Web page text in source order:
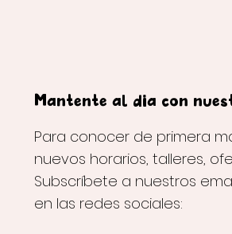
Mantente al día con
Para conocer de primera
nuevos horarios, talleres,
Subscríbete a nuestros
en las redes sociales: